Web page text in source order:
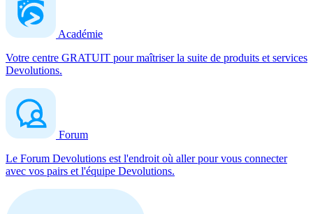
Académie
Votre centre GRATUIT pour maîtriser la suite de produits et services
Devolutions.
Forum
Le Forum Devolutions est l'endroit où aller pour vous connecter
avec vos pairs et l'équipe Devolutions.